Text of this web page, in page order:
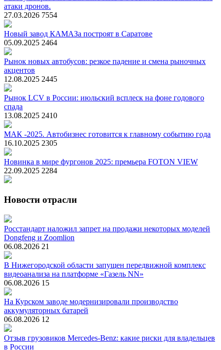
атаки дронов.
27.03.2026 7554
Новый завод КАМАЗа построят в Саратове
05.09.2025 2464
Рынок новых автобусов: резкое падение и смена рыночных
акцентов
12.08.2025 2445
Рынок LCV в России: июльский всплеск на фоне годового
спада
13.08.2025 2410
МАК -2025. Автобизнес готовится к главному событию года
16.10.2025 2305
Новинка в мире фургонов 2025: премьера FOTON VIEW
22.09.2025 2284
Новости отрасли
Росстандарт наложил запрет на продажи некоторых моделей
Dongfeng и Zoomlion
06.08.2026 21
В Нижегородской области запущен передвижной комплекс
видеоанализа на платформе «Газель NN»
06.08.2026 15
На Курском заводе модернизировали производство
аккумуляторных батарей
06.08.2026 12
Отзыв грузовиков Mercedes-Benz: какие риски для владельцев
в России